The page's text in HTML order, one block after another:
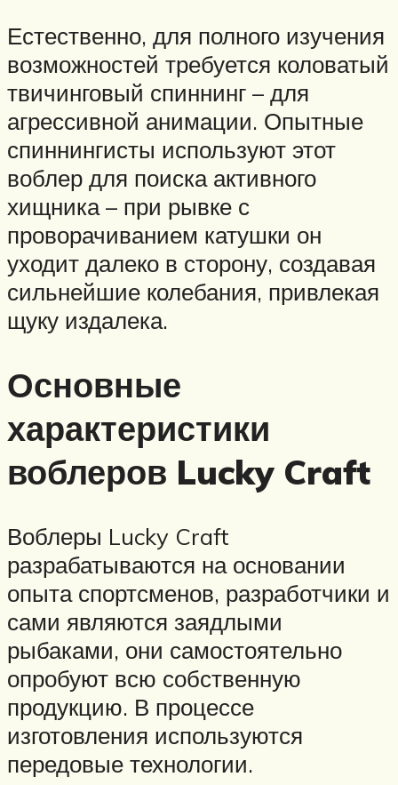
Естественно, для полного изучения
возможностей требуется коловатый
твичинговый спиннинг – для
агрессивной анимации. Опытные
спиннингисты используют этот
воблер для поиска активного
хищника – при рывке с
проворачиванием катушки он
уходит далеко в сторону, создавая
сильнейшие колебания, привлекая
щуку издалека.
Основные
характеристики
воблеров Lucky Craft
Воблеры Lucky Craft
разрабатываются на основании
опыта спортсменов, разработчики и
сами являются заядлыми
рыбаками, они самостоятельно
опробуют всю собственную
продукцию. В процессе
изготовления используются
передовые технологии.